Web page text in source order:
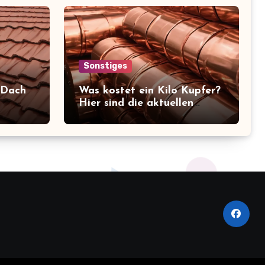
im
Sonstiges
Was kostet ein Kilo Kupfer?
Hier sind die aktuellen
Preise, die Sie kennen
sollten!